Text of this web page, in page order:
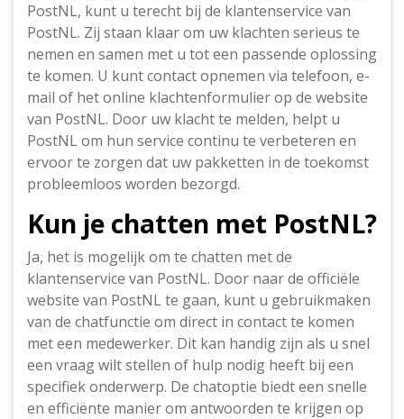
PostNL, kunt u terecht bij de klantenservice van
PostNL. Zij staan klaar om uw klachten serieus te
nemen en samen met u tot een passende oplossing
te komen. U kunt contact opnemen via telefoon, e-
mail of het online klachtenformulier op de website
van PostNL. Door uw klacht te melden, helpt u
PostNL om hun service continu te verbeteren en
ervoor te zorgen dat uw pakketten in de toekomst
probleemloos worden bezorgd.
Kun je chatten met PostNL?
Ja, het is mogelijk om te chatten met de
klantenservice van PostNL. Door naar de officiële
website van PostNL te gaan, kunt u gebruikmaken
van de chatfunctie om direct in contact te komen
met een medewerker. Dit kan handig zijn als u snel
een vraag wilt stellen of hulp nodig heeft bij een
specifiek onderwerp. De chatoptie biedt een snelle
en efficiënte manier om antwoorden te krijgen op